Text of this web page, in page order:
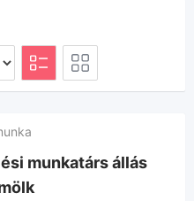
munkatárs állás